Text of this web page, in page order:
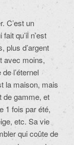
C’est un
qu’il n’est
plus d’argent
avec moins,
l’éternel
la maison, mais
de gamme, et
1 fois par été,
etc. Sa vie
qui coûte de